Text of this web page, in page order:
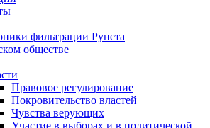
фильтрации Рунета
обществе
Правовое регулирование
Покровительство властей
Чувства верующих
Участие в выборах и в политической